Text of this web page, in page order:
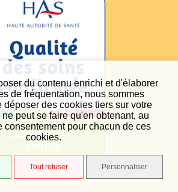
du contenu enrichi et d'élaborer
de fréquentation, nous sommes
déposer des cookies tiers sur votre
peut se faire qu'en obtenant, au
consentement pour chacun de ces
cookies.
Tout refuser Personnaliser